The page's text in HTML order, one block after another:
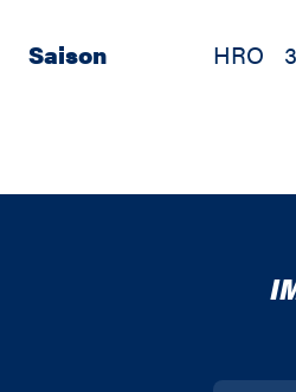
Saison HRO